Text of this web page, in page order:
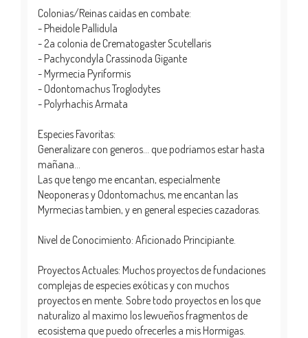
Colonias/Reinas caidas en combate:
- Pheidole Pallidula
- 2a colonia de Crematogaster Scutellaris
- Pachycondyla Crassinoda Gigante
- Myrmecia Pyriformis
- Odontomachus Troglodytes
- Polyrhachis Armata
Especies Favoritas:
Generalizare con generos… que podríamos estar hasta
mañana…
Las que tengo me encantan, especialmente
Neoponeras y Odontomachus, me encantan las
Myrmecias tambien, y en general especies cazadoras.
Nivel de Conocimiento: Aficionado Principiante.
Proyectos Actuales: Muchos proyectos de fundaciones
complejas de especies exóticas y con muchos
proyectos en mente. Sobre todo proyectos en los que
naturalizo al maximo los lewueños fragmentos de
ecosistema que puedo ofrecerles a mis Hormigas.